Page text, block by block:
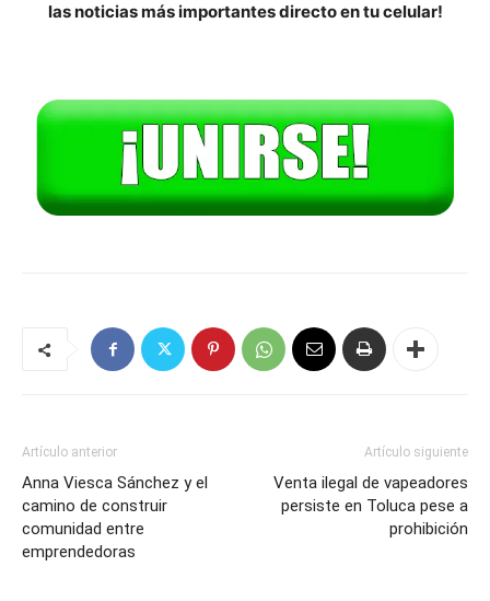
las noticias más importantes directo en tu celular!
Artículo anterior
Anna Viesca Sánchez y el
camino de construir
comunidad entre
emprendedoras
Artículo siguiente
Venta ilegal de vapeadores
persiste en Toluca pese a
prohibición